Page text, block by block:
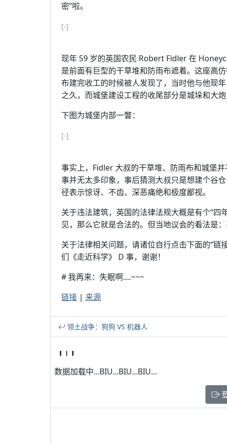
密”啦。
[-]
现年 59 岁的英国农民 Robert Fidler 在
是前面有巨型的干草堆和防雨布遮着。这座高
布建完收工的时候被人发现了，当时他与他现
之久，而城堡建设工程的收尾部分是城垛和大
下图为城堡内部一瞥：
[-]
事实上，Fidler 大叔的干草堆、防雨布和城堡
事并无太多印象，事后猜测大叔只是想建个谷
径表示惊讶、不齿、深恶痛绝和极度鄙视。
关于违法建筑，英国的法律法规大概是有个“
见，那么它就是合法的。但当地议会的看法是
关于法律相关问题，请诸位自行点击下面的“
们《走近科学》 D 事，谢谢！
# 我再来：失眠啊....~~~
链接 | 来源
领土战争：狗狗 VS 机器人
数据加载中...BIU...BIU...BIU...